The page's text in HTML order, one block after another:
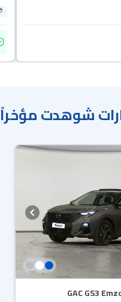
شوهدت مؤخراً
GAC GS3